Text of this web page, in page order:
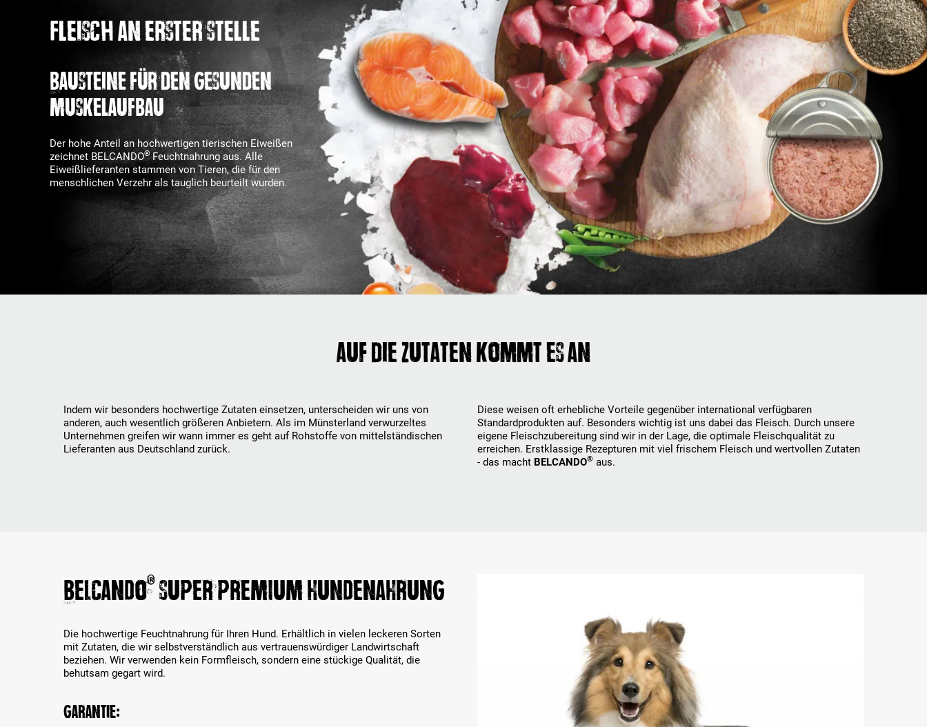
Fleisch an erster Stelle
Bausteine für den gesunden
Muskelaufbau
Der hohe Anteil an hochwertigen tierischen Eiweißen
zeichnet BELCANDO® Feuchtnahrung aus. Alle
Eiweißlieferanten stammen von Tieren, die für den
menschlichen Verzehr als tauglich beurteilt wurden.
Auf die Zutaten kommt es an
Indem wir besonders hochwertige Zutaten einsetzen, unterscheiden wir uns von
anderen, auch wesentlich größeren Anbietern. Als im Münsterland verwurzeltes
Unternehmen greifen wir wann immer es geht auf Rohstoffe von mittelständischen
Lieferanten aus Deutschland zurück.
Diese weisen oft erhebliche Vorteile gegenüber international verfügbaren
Standardprodukten auf. Besonders wichtig ist uns dabei das Fleisch. Durch unsere
eigene Fleischzubereitung sind wir in der Lage, die optimale Fleischqualität zu
erreichen. Erstklassige Rezepturen mit viel frischem Fleisch und wertvollen Zutaten
- das macht BELCANDO® aus.
BELCANDO®SUPER PREMIUM HUNDENAHRUNG
Die hochwertige Feuchtnahrung für Ihren Hund. Erhältlich in vielen leckeren Sorten
mit Zutaten, die wir selbstverständlich aus vertrauenswürdiger Landwirtschaft
beziehen. Wir verwenden kein Formfleisch, sondern eine stückige Qualität, die
behutsam gegart wird.
Garantie: